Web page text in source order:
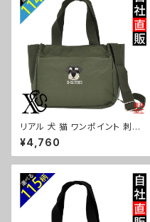
リアル 犬 猫 ワンポイント 刺繍
トート ショルダーバッグ カジュ
アル 軽量 レディース メンズ 雑
貨 グッズ 自社ブランド 柄 ギフト
ザー パグ ビションフリーゼ ori-
a-bg181-b10-s
¥4,760